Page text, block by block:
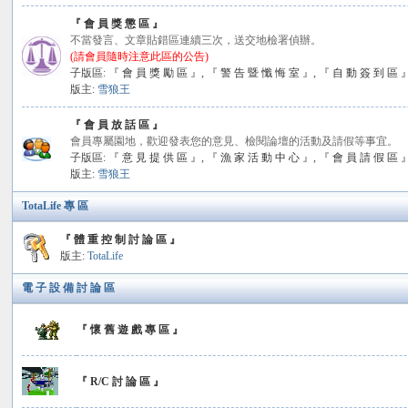
『 會 員 獎 懲 區 』
不當發言、文章貼錯區連續三次，送交地檢署偵辦。
(請會員隨時注意此區的公告)
子版區:
『 會 員 獎 勵 區 』, 『 警 告 暨 懺 悔 室 』,
『 自 動 簽 到 區 』
版主: 雪狼王
『 會 員 放 話 區 』
會員專屬園地，歡迎發表您的意見、檢閱論壇的活動及請假等事宜。
子版區:
『 意 見 提 供 區 』, 『 漁 家 活 動 中 心 』, 『 會 員 請 假 區
版主: 雪狼王
TotaLife 專 區
『 體 重 控 制 討 論 區 』
版主:TotaLife
電 子 設 備 討 論 區
『 懷 舊 遊 戲 專 區 』
『 R/C 討 論 區 』